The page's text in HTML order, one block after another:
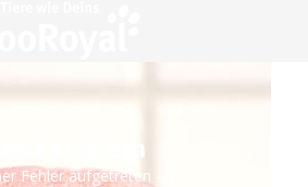
Problem
Fehler aufgetreten – wir sind